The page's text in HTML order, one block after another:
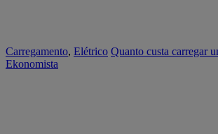
Carregamento, Elétrico Quanto custa carregar
Ekonomista